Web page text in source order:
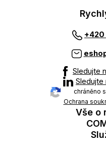
+420
Sledujte
Sledujte
chráněno
Ochrana
Vše o